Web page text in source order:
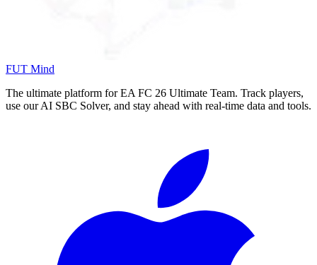
FUT Mind
The ultimate platform for EA FC 26 Ultimate Team. Track players,
use our AI SBC Solver, and stay ahead with real-time data and tools.